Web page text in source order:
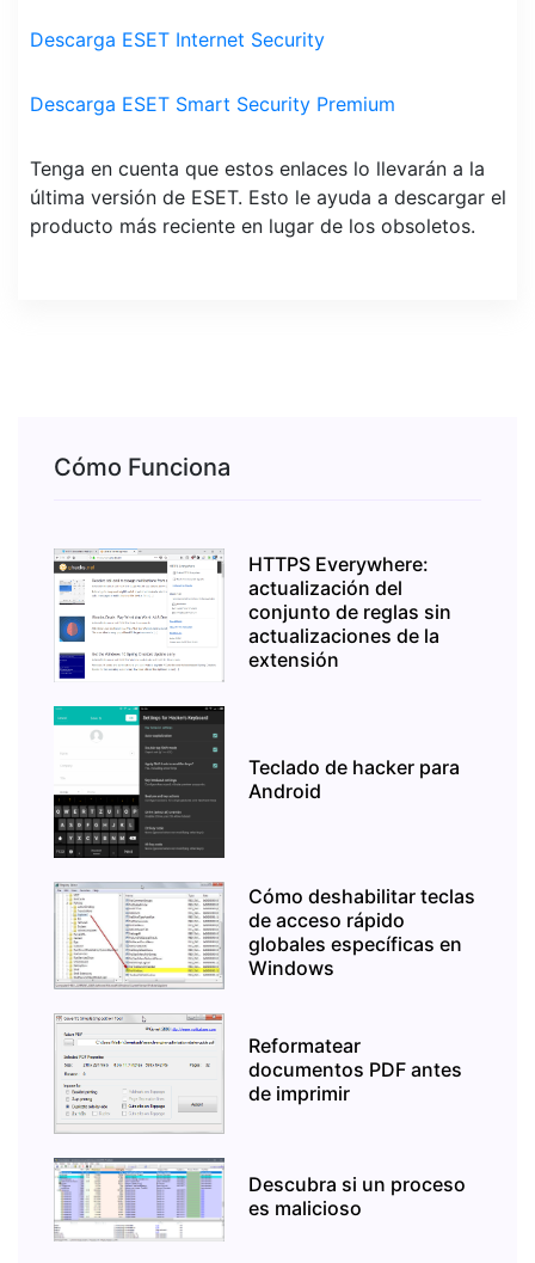
Descarga ESET Internet Security
Descarga ESET Smart Security Premium
Tenga en cuenta que estos enlaces lo llevarán a la
última versión de ESET. Esto le ayuda a descargar el
producto más reciente en lugar de los obsoletos.
Cómo Funciona
HTTPS Everywhere:
actualización del
conjunto de reglas sin
actualizaciones de la
extensión
Teclado de hacker para
Android
Cómo deshabilitar teclas
de acceso rápido
globales específicas en
Windows
Reformatear
documentos PDF antes
de imprimir
Descubra si un proceso
es malicioso